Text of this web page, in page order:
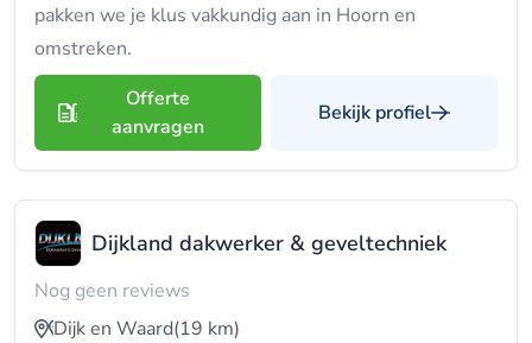
pakken we je klus vakkundig aan in Hoorn en
omstreken.
Offerte
aanvragen
Bekijk profiel
Dijkland dakwerker & geveltechniek
Nog geen reviews
Dijk en Waard(19 km)